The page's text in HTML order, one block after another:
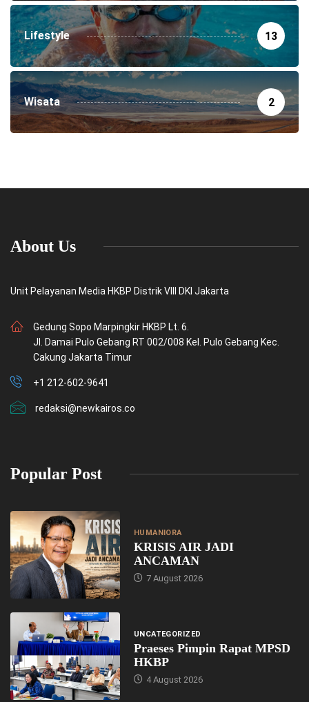
Lifestyle 13
Wisata 2
About Us
Unit Pelayanan Media HKBP Distrik VIII DKI Jakarta
Gedung Sopo Marpingkir HKBP Lt. 6.
Jl. Damai Pulo Gebang RT 002/008 Kel. Pulo Gebang Kec.
Cakung Jakarta Timur
+1 212-602-9641
redaksi@newkairos.co
Popular Post
HUMANIORA
KRISIS AIR JADI
ANCAMAN
7 August 2026
UNCATEGORIZED
Praeses Pimpin Rapat MPSD
HKBP
4 August 2026